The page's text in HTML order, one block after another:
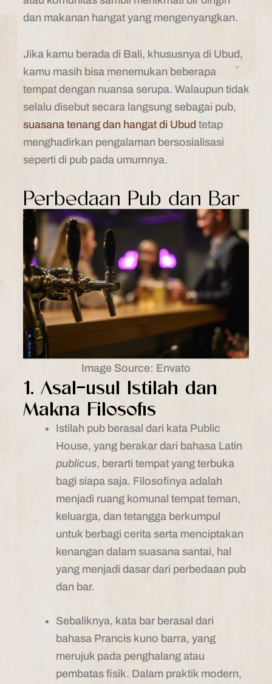
dan makanan hangat yang mengenyangkan.
Jika kamu berada di Bali, khususnya di Ubud,
kamu masih bisa menemukan beberapa
tempat dengan nuansa serupa. Walaupun tidak
selalu disebut secara langsung sebagai pub,
suasana tenang dan hangat di Ubud tetap
menghadirkan pengalaman bersosialisasi
seperti di pub pada umumnya.
Perbedaan Pub dan Bar
Image Source: Envato
1. Asal-usul Istilah dan
Makna Filosofis
Istilah pub berasal dari kata Public
House, yang berakar dari bahasa Latin
publicus, berarti tempat yang terbuka
bagi siapa saja. Filosofinya adalah
menjadi ruang komunal tempat teman,
keluarga, dan tetangga berkumpul
untuk berbagi cerita serta menciptakan
kenangan dalam suasana santai, hal
yang menjadi dasar dari perbedaan pub
dan bar.
Sebaliknya, kata bar berasal dari
bahasa Prancis kuno barra, yang
merujuk pada penghalang atau
pembatas fisik. Dalam praktik modern,